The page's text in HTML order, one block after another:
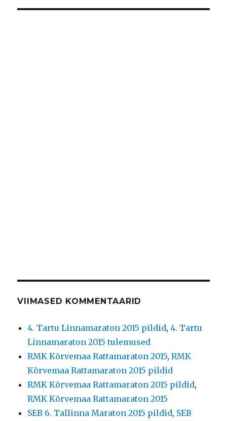
VIIMASED KOMMENTAARID
4. Tartu Linnamaraton 2015 pildid,4. Tartu
Linnamaraton 2015 tulemused
RMK Kõrvemaa Rattamaraton 2015,RMK
Kõrvemaa Rattamaraton 2015 pildid
RMK Kõrvemaa Rattamaraton 2015 pildid,
RMK Kõrvemaa Rattamaraton 2015
SEB 6. Tallinna Maraton 2015 pildid, SEB